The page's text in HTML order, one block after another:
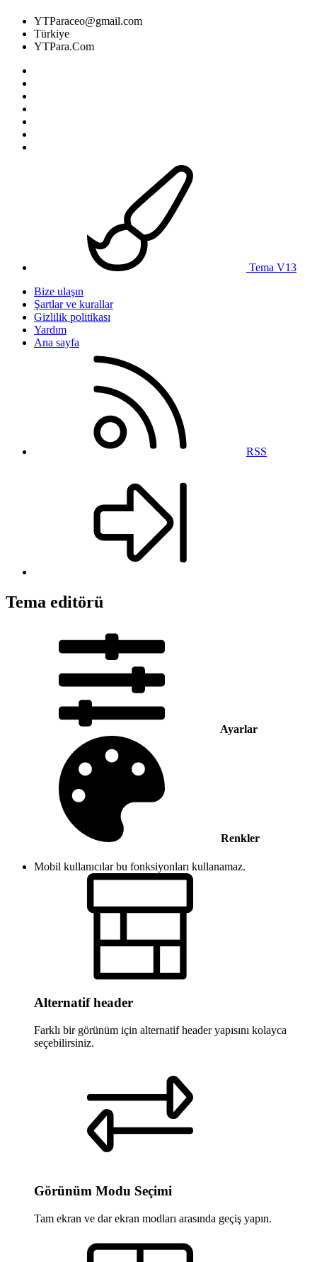
YTParaceo@gmail.com
Türkiye
YTPara.Com
Tema V13
Bize ulaşın
Şartlar ve kurallar
Gizlilik politikası
Yardım
Ana sayfa
RSS
Tema editörü
Ayarlar
Renkler
Mobil kullanıcılar bu fonksiyonları kullanamaz.
Alternatif header
Farklı bir görünüm için alternatif header yapısını kolayca
seçebilirsiniz.
Görünüm Modu Seçimi
Tam ekran ve dar ekran modları arasında geçiş yapın.